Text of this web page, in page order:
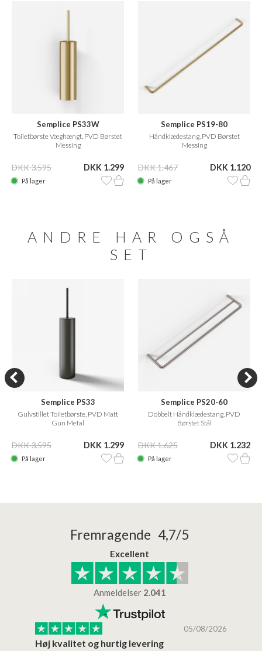
Semplice PS33W
Toiletbørste Væghængt, PVD Børstet
Messing
DKK 3.595 DKK 1.299
På lager
Semplice PS19-80
Håndklædestang, PVD Børstet
Messing
DKK 1.467 DKK 1.120
På lager
ANDRE HAR OGSÅ
SET
Semplice PS33
Gulvstillet Toiletbørste, PVD Matt
Gun Metal
DKK 3.595 DKK 1.299
På lager
Semplice PS20-60
Dobbelt Håndklædestang, PVD
Børstet Stål
DKK 1.625 DKK 1.232
På lager
Fremragende 4,7/5
Excellent
Anmeldelser 2.041
05/08/2026
Høj kvalitet og hurtig levering